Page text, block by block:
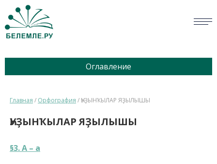
ОПРОС
Оглавление
Главная / Орфография / ҺУҘЫНҠЫЛАР ЯҘЫЛЫШЫ
ҺУҘЫНҠЫЛАР ЯҘЫЛЫШЫ
§3. А – а